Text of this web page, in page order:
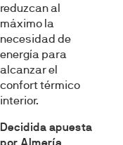
reduzcan al
máximo la
necesidad de
energía para
alcanzar el
confort térmico
interior.
Decidida apuesta
por Almería